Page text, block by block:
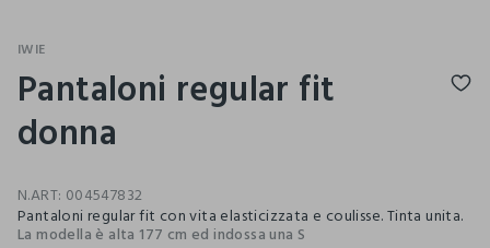
IWIE
Pantaloni regular fit
donna
N.ART: 004547832
Pantaloni regular fit con vita elasticizzata e coulisse. Tinta unita.
La modella è alta 177 cm ed indossa una S